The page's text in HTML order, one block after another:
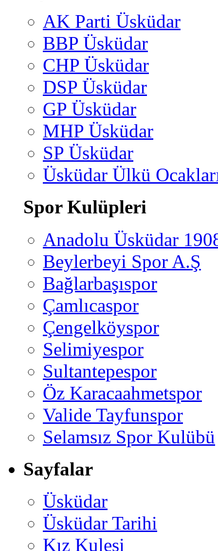
AK Parti Üsküdar
BBP Üsküdar
CHP Üsküdar
DSP Üsküdar
GP Üsküdar
MHP Üsküdar
SP Üsküdar
Üsküdar Ülkü
Spor Kulüpleri
Anadolu Üsküdar
Beylerbeyi Spor A.Ş
Bağlarbaşıspor
Çamlıcaspor
Çengelköyspor
Selimiyespor
Sultantepespor
Öz Karacaahmetspor
Valide Tayfunspor
Selamsız Spor Kulübü
Sayfalar
Üsküdar
Üsküdar Tarihi
Kız Kulesi